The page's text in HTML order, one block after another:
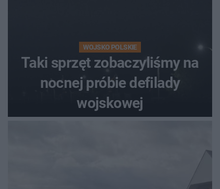
WOJSKO POLSKIE
Taki sprzęt zobaczyliśmy na
nocnej próbie defilady
wojskowej